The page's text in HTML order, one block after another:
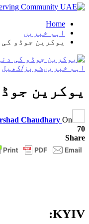
Home
اہم خبریں
یوکرین جوڈو
اہم خبریںشوبز/کھیل
یوکرین
Chaudhary On
70
Share
KYIV: